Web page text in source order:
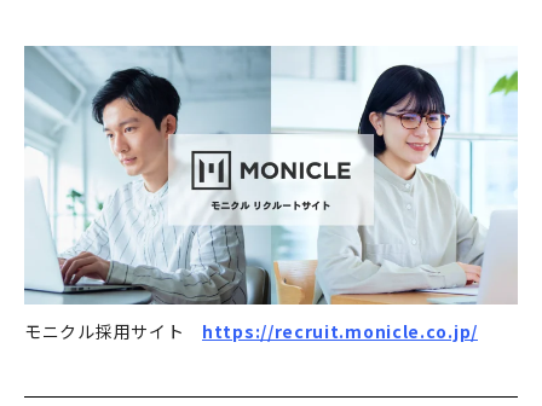
モニクル採用サイト https://recruit.monicle.co.jp/